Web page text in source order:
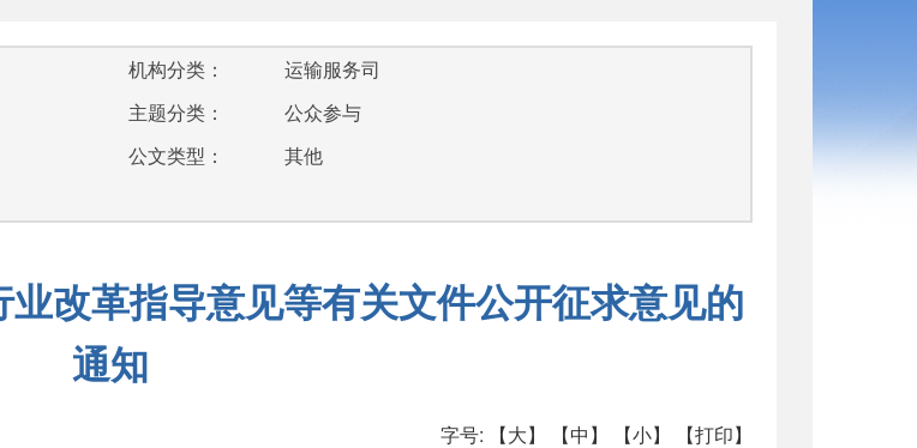
机构分类：
运输服务司
主题分类：
公众参与
公文类型：
其他
改革指导意见等有关文件公开征求意见的
通知
字号: 【大】 【中】 【小】 【打印】